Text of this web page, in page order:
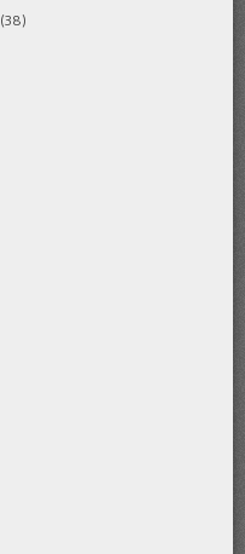
(38)